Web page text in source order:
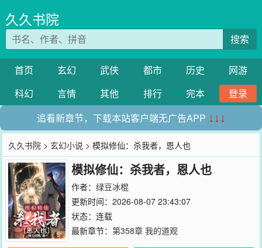
久久书院
搜索
首页 玄幻 武侠 都市 历史
网游
科幻
言情 其他 排行 完本
登录
追看新章节，下载本站客户端无广告APP ↓↓↓
久久书院 >玄幻小说 > 模拟修仙：杀我者，恩人也
模拟修仙：杀我者，恩人也
作者： 绿豆冰棍
更新时间：2026-08-07 23:43:07
状态：连载
最新章节： 第358章 我的道观